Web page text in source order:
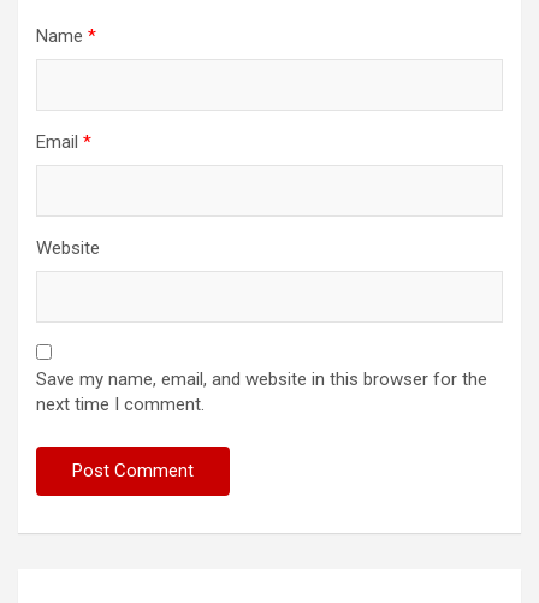
Name *
Email *
Website
Save my name, email, and website in this browser for the
next time I comment.